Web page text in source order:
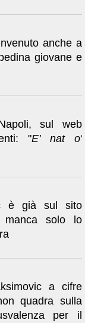
anche a
giovane e
sul web
"E' nat o'
è già sul sito
manca solo lo
a cifre
quadra sulla
per il